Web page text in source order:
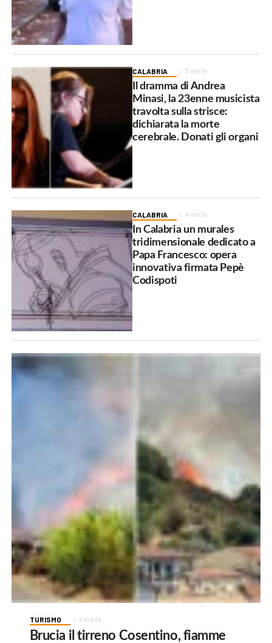
CALABRIA 3 ore fa
Il dramma di Andrea
Minasi, la 23enne musicista
travolta sulla strisce:
dichiarata la morte
cerebrale. Donati gli organi
CALABRIA 4 ore fa
In Calabria un murales
tridimensionale dedicato a
Papa Francesco: opera
innovativa firmata Pepè
Codispoti
TURISMO 4 ore fa
Brucia il tirreno Cosentino, fiamme